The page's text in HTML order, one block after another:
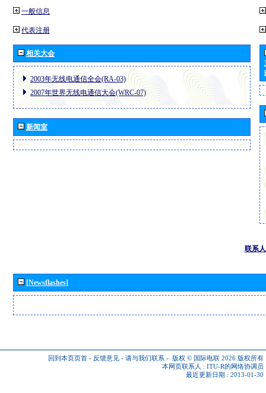
一般信息
代表注册
相关大会
2003年无线电通信全会(RA-03)
2007年世界无线电通信大会(WRC-07)
新闻室
联系人
[Newsflashes]
回到本页页首 - 反馈意见 - 请与我们联系 - 版权 © 国际电联 2026 版权所有
本网页联系人 : ITU-R的网络协调员
最近更新日期 : 2013-01-30